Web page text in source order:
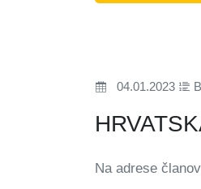
04.01.2023
Na adrese